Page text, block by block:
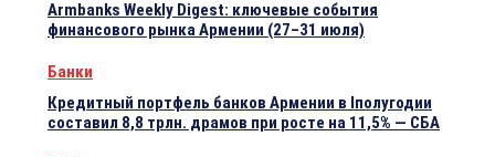
Armbanks Weekly Digest: ключевые события
финансового рынка Армении (27–31 июля)
Банки
Кредитный портфель банков Армении в Iполугодии
составил 8,8 трлн. драмов при росте на 11,5% — СБА